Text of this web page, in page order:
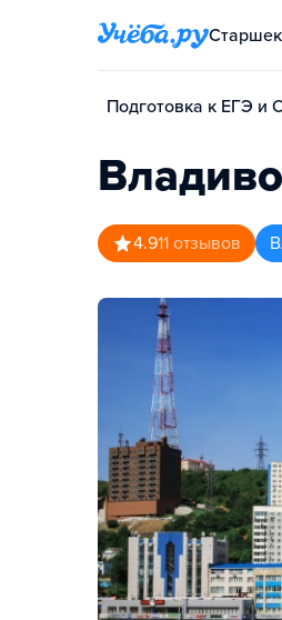
Подготовка к ЕГЭ и
4.911 отзывов